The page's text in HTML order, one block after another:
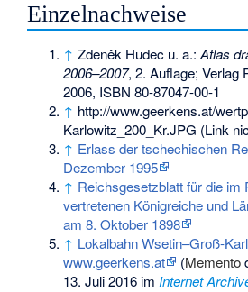
Einzelnachweise
↑ Zdeněk Hudec u. a.:Atlas
2006–2007, 2. Auflage; Verlag
2006, ISBN 80-87047-00-1
↑ http://www.geerkens.at/
Karlowitz_200_Kr.JPG (Link
↑ Erlass der tschechischen
Dezember 1995
↑ Reichsgesetzblatt für die im
vertretenen Königreiche und
am 8. Oktober 1898
↑ Lokalbahn Wsetin–Groß-
www.geerkens.at
(Memento
13. Juli 2016 imInternet